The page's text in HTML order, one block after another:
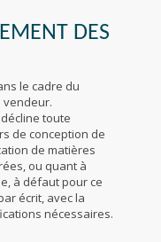
DES
le cadre du
vendeur.
toute
de conception de
de matières
ou quant à
à défaut pour ce
écrit, avec la
nécessaires.